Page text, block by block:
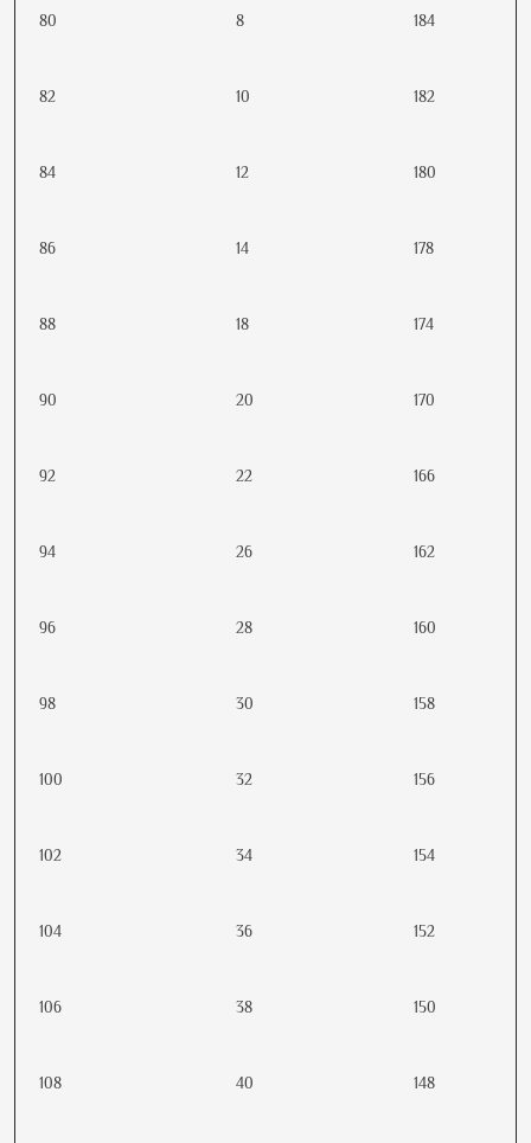
80 8 184
82 10 182
84 12 180
86 14 178
88 18 174
90 20 170
92 22 166
94 26 162
96 28 160
98 30 158
100 32 156
102 34 154
104 36 152
106 38 150
108 40 148